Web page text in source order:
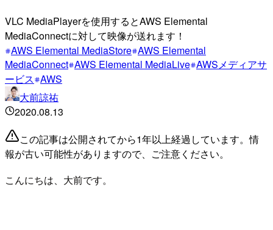
VLC MediaPlayerを使用するとAWS Elemental
MediaConnectに対して映像が送れます！
AWS Elemental MediaStore AWS Elemental
MediaConnect AWS Elemental MediaLive AWSメディアサ
ービス AWS
大前諒祐
2020.08.13
この記事は公開されてから1年以上経過しています。情
報が古い可能性がありますので、ご注意ください。
こんにちは、大前です。